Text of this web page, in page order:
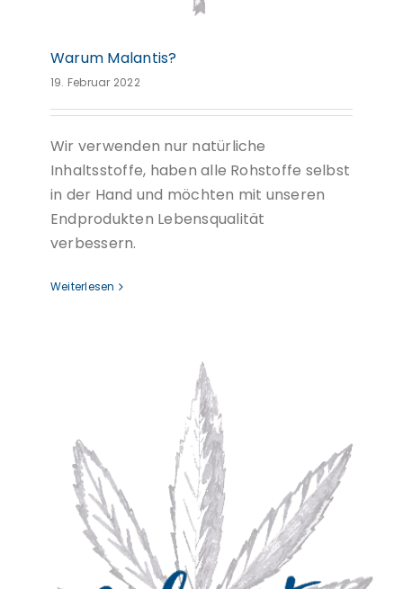
Warum Malantis?
19. Februar 2022
Wir verwenden nur natürliche
Inhaltsstoffe, haben alle Rohstoffe selbst
in der Hand und möchten mit unseren
Endprodukten Lebensqualität
verbessern.
Weiterlesen
Was unterscheidet Malantis von
anderen Anbietern?